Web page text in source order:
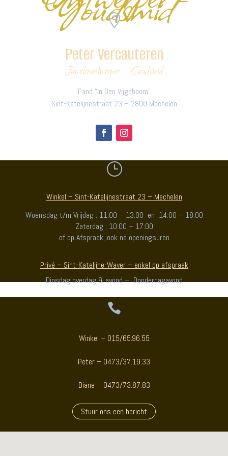

Peter Vercauteren
Juwelenontwerper – Goudsmid
Pand “In Den Vijgeboom”
Sint-Katelijnestraat 23 – 2800 Mechelen
}
Winkel – Sint-Katelijnestraat 23 – Mechelen
Woensdag t/m Vrijdag : 11:00 – 13:00 en 14:00 – 18:00
Zaterdag : 10:00 – 17:00
of op Afspraak, ook na openingsuren
Privé – Sint-Katelijne-Waver – enkel op afspraak
Dinsdag overdag & avond – Donderdagavond

Winkel – 015/65.96.55
Peter – 0473/37.19.33
Diane – 0473/73.87.83
Stuur ons een bericht